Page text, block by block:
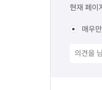
만족도현재 페이
매우